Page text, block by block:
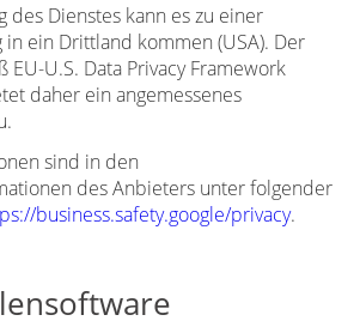
des Dienstes kann es zu einer
ein Drittland kommen (USA). Der
EU-U.S. Data Privacy Framework
daher ein angemessenes
sind in den
des Anbieters unter folgender
business.safety.google/privacy.